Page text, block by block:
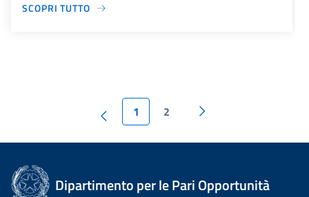
SCOPRI TUTTO
1 2
Dipartimento per le Pari Opportunità